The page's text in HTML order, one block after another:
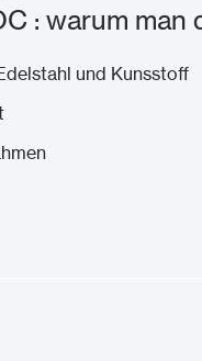
: warum
und Kunsstoff